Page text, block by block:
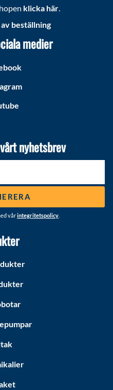
klicka här.
beställning
medier
nyhetsbrev
vårintegritetspolicy